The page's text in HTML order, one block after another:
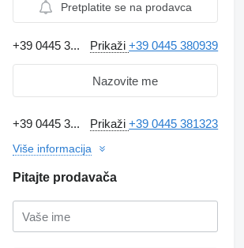
Pretplatite se na prodavca
+39 0445 3... Prikaži+39 0445 380939
Nazovite me
+39 0445 3... Prikaži+39 0445 381323
Više informacija
Pitajte prodavača